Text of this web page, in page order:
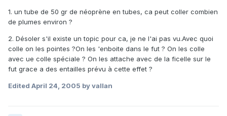
1. un tube de 50 gr de néoprène en tubes, ca peut coller combien
de plumes environ ?
2. Désoler s'il existe un topic pour ca, je ne l'ai pas vu.Avec quoi
colle on les pointes ?On les 'enboite dans le fut ? On les colle
avec ue colle spéciale ? On les attache avec de la ficelle sur le
fut grace a des entailles prévu à cette effet ?
Edited April 24, 2005 by vallan